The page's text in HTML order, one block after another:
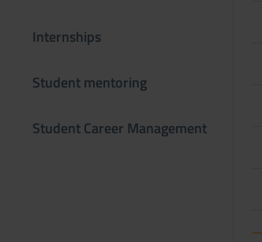
Internships
Student mentoring
Student Career Management